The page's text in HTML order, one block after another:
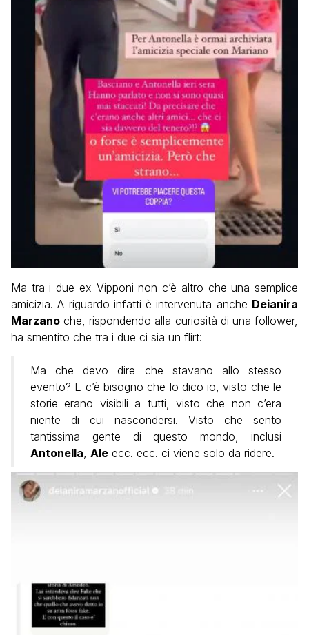
Ma tra i due ex Vipponi non c’è altro che una semplice
amicizia. A riguardo infatti è intervenuta anche Deianira
Marzano che, rispondendo alla curiosità di una follower,
ha smentito che tra i due ci sia un flirt:
Ma che devo dire che stavano allo stesso
evento? E c’è bisogno che lo dico io, visto che le
storie erano visibili a tutti, visto che non c’era
niente di cui nascondersi. Visto che sento
tantissima gente di questo mondo, inclusi
Antonella Ale ecc. ecc. ci viene solo da ridere.